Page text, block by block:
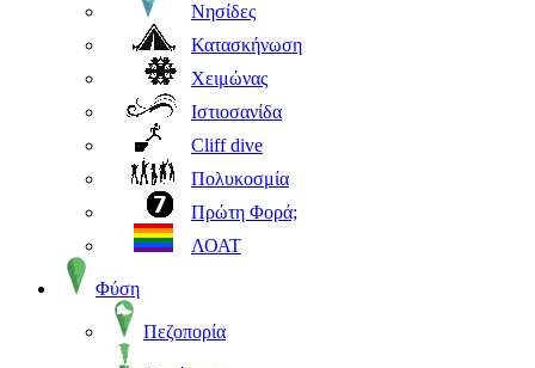
Νησίδες
Κατασκήνωση
Χειμώνας
Ιστιοσανίδα
Cliff dive
Πολυκοσμία
Πρώτη Φορά;
ΛΟΑΤ
Φύση
Πεζοπορία